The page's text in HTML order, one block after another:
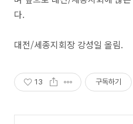
다.
대전/세종지회장 강성일 올림.
13 구독하기